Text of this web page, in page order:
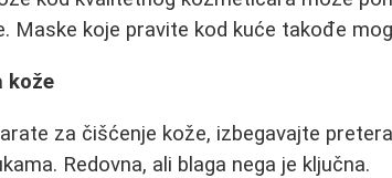
Maske koje pravite kod kuće takođe
kože
za čišćenje kože, izbegavajte
Redovna, ali blaga nega je ključna.